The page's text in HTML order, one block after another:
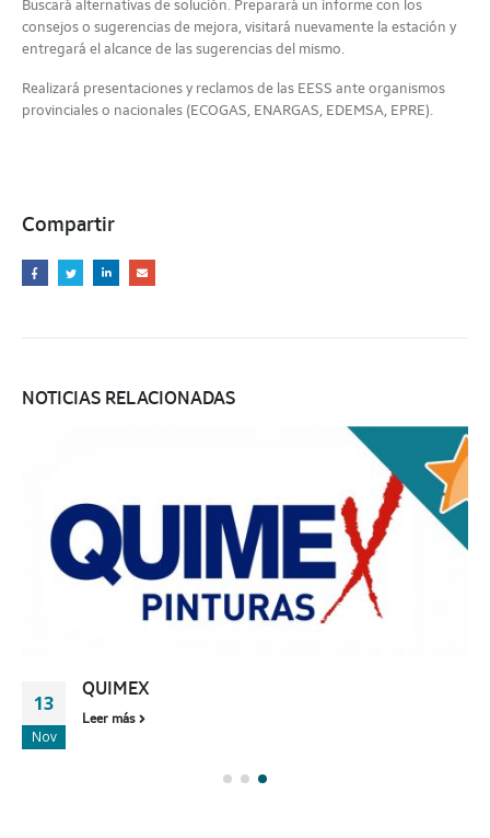
Buscará alternativas de solución. Preparará un informe con los
consejos o sugerencias de mejora, visitará nuevamente la estación y
entregará el alcance de las sugerencias del mismo.
Realizará presentaciones y reclamos de las EESS ante organismos
provinciales o nacionales (ECOGAS, ENARGAS, EDEMSA, EPRE).
Compartir
NOTICIAS RELACIONADAS
13
Nov
QUIMEX
Leer más